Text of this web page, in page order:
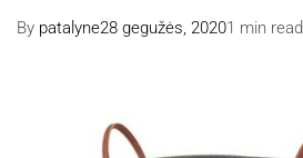
By patalyne28 gegužės, 20201 min read